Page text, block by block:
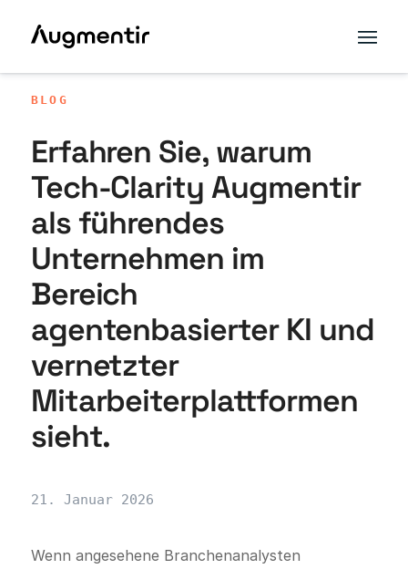
BLOG
Erfahren Sie, warum
Tech-Clarity Augmentir
als führendes
Unternehmen im
Bereich
agentenbasierter KI und
vernetzter
Mitarbeiterplattformen
sieht.
21. Januar 2026
Wenn angesehene Branchenanalysten